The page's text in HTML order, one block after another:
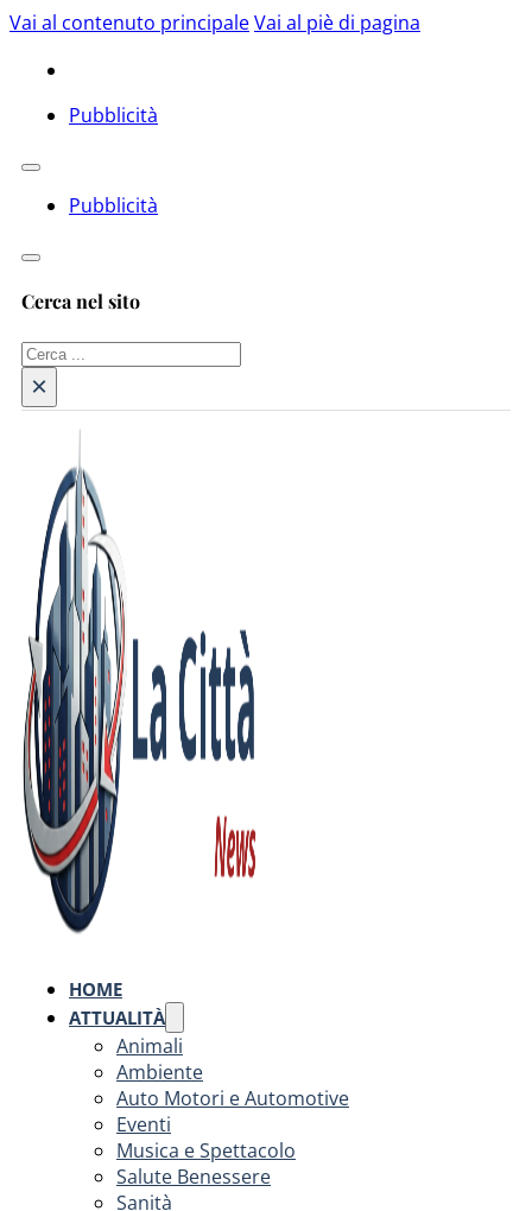
Vai al contenuto principaleVai al piè di pagina
Pubblicità
Pubblicità
Cerca nel sito
Cerca
×
HOME
ATTUALITÀ
Animali
Ambiente
Auto Motori e Automotive
Eventi
Musica e Spettacolo
Salute Benessere
Sanità